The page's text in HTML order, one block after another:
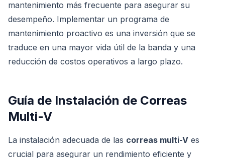
mantenimiento más frecuente para asegurar su
desempeño. Implementar un programa de
mantenimiento proactivo es una inversión que se
traduce en una mayor vida útil de la banda y una
reducción de costos operativos a largo plazo.
Guía de Instalación de Correas
Multi-V
La instalación adecuada de las correas multi-V es
crucial para asegurar un rendimiento eficiente y